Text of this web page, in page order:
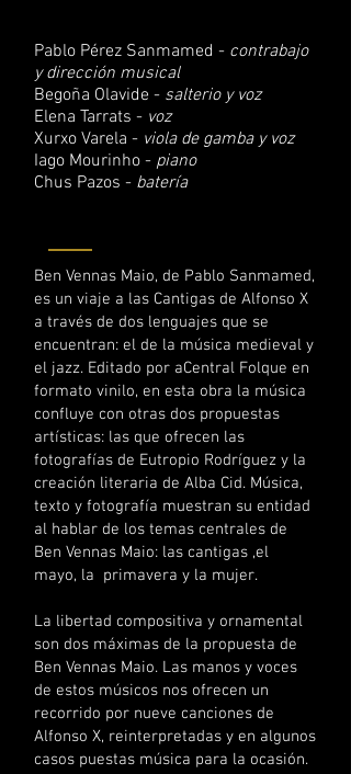
Pablo Pérez Sanmamed - contrabajo
y dirección musical
Begoña Olavide - salterio y voz
Elena Tarrats - voz
Xurxo Varela - viola de gamba y voz
Iago Mourinho - piano
Chus Pazos - batería
Ben Vennas Maio, de Pablo Sanmamed,
es un viaje a las Cantigas de Alfonso X
a través de dos lenguajes que se
encuentran: el de la música medieval y
el jazz. Editado por aCentral Folque en
formato vinilo, en esta obra la música
confluye con otras dos propuestas
artísticas: las que ofrecen las
fotografías de Eutropio Rodríguez y la
creación literaria de Alba Cid. Música,
texto y fotografía muestran su entidad
al hablar de los temas centrales de
Ben Vennas Maio: las cantigas ,el
mayo, la primavera y la mujer.
La libertad compositiva y ornamental
son dos máximas de la propuesta de
Ben Vennas Maio. Las manos y voces
de estos músicos nos ofrecen un
recorrido por nueve canciones de
Alfonso X, reinterpretadas y en algunos
casos puestas música para la ocasión.